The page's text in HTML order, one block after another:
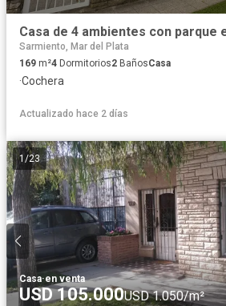
Casa de 4 ambientes con parque
Sarmiento, Mar del Plata
169 m²4 Dormitorios2 BañosCasa
·Cochera
Actualizado hace 2 días
1 /23
Casa·en venta
USD 105.000USD 1.050/m²